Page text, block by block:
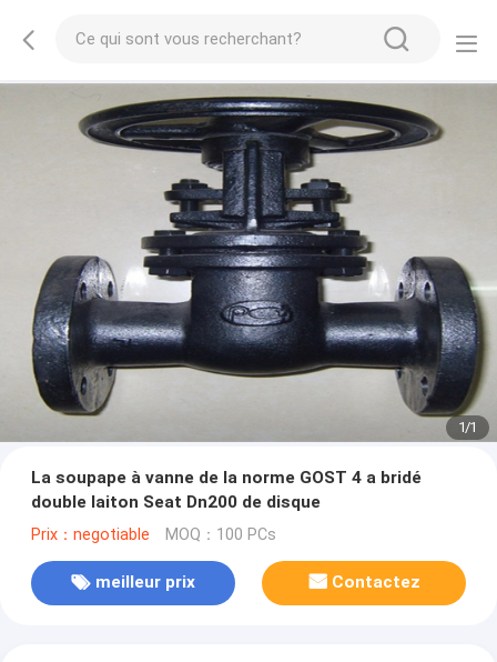
1/1
La soupape à vanne de la norme GOST 4 a bridé
double laiton Seat Dn200 de disque
Prix：negotiable MOQ：100 PCs
meilleur prix Contactez